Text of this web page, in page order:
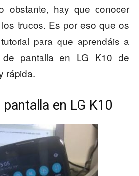
obstante, hay que conocer
trucos. Es por eso que os
para que aprendáis a
de pantalla en LG K10 de
rápida.
en LG K10